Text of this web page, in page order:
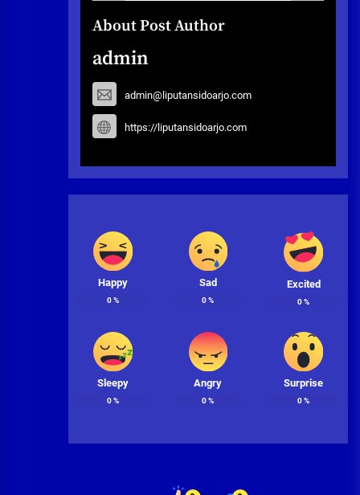
About Post Author
admin
admin@liputansidoarjo.com
https://liputansidoarjo.com
Happy
0%
Sad
0%
Excited
0%
Sleepy
0%
Angry
0%
Surprise
0%